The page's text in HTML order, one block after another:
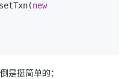
new
是挺简单的：